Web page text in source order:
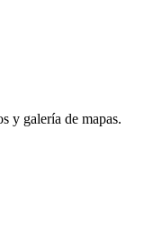
y galería de mapas.